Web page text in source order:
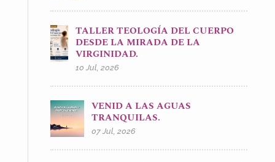
TALLER TEOLOGÍA DEL CUERPO
DESDE LA MIRADA DE LA
VIRGINIDAD.
10 Jul, 2026
VENID A LAS AGUAS
TRANQUILAS.
07 Jul, 2026